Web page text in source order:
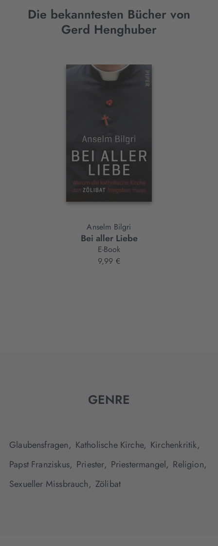
Die bekanntesten Bücher von
Gerd Henghuber
Interaktives
Anselm Bilgri
Bei aller Liebe
E-Book
9,99 €
GENRE
Glaubensfragen, Katholische Kirche, Kirchenkritik,
Papst Franziskus, Priester, Priestermangel, Religion,
Sexueller Missbrauch, Zölibat